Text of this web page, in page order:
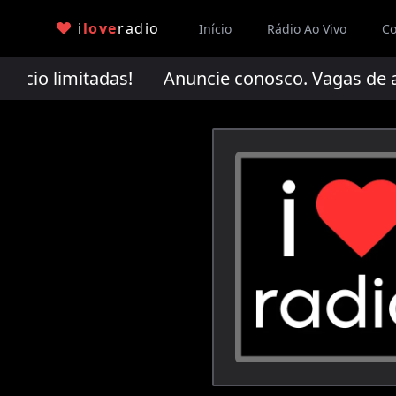
iloveradio Início Rádio Ao Vivo
limitadas!Anuncie conosco. Vagas de